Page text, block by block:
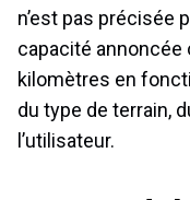
n’est pas précisée
capacité annoncée
kilomètres en
du type de terrain,
l’utilisateur.